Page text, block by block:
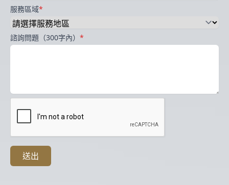
服務區域*
諮詢問題（300字內） *
送出